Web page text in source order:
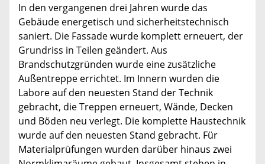
In den vergangenen drei Jahren wurde das
Gebäude energetisch und sicherheitstechnisch
saniert. Die Fassade wurde komplett erneuert, der
Grundriss in Teilen geändert. Aus
Brandschutzgründen wurde eine zusätzliche
Außentreppe errichtet. Im Innern wurden die
Labore auf den neuesten Stand der Technik
gebracht, die Treppen erneuert, Wände, Decken
und Böden neu verlegt. Die komplette Haustechnik
wurde auf den neuesten Stand gebracht. Für
Materialprüfungen wurden darüber hinaus zwei